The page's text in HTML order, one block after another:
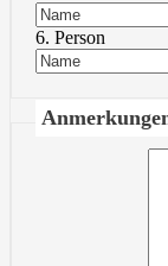
6. Person